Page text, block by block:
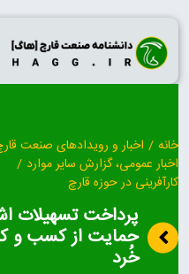
Skip
content
خانه / اخبار و رویدادهای صنعت
اخبار عمومی، گزارش سایر موارد /
کارآفرینی در حوزه قارچ
پرداخت تسهیلات
حمایت از کسب و
خُرد